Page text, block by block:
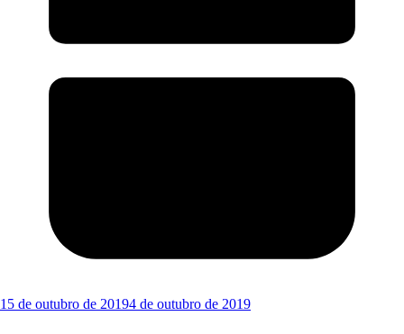
15 de outubro de 20194 de outubro de 2019